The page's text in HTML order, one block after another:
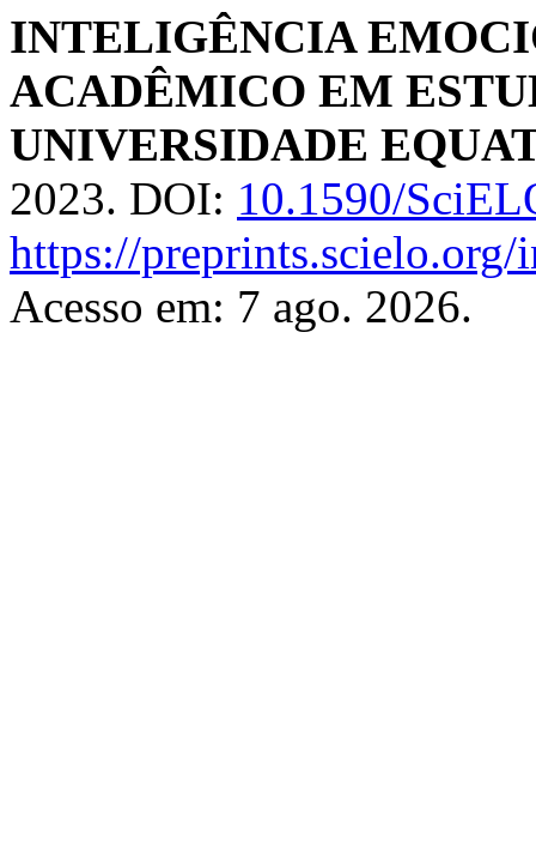
INTELIGÊNCIA
ACADÊMICO EM
UNIVERSIDADE
2023. DOI: 10.1590/
https://
Acesso em: 7 ago. 2026.